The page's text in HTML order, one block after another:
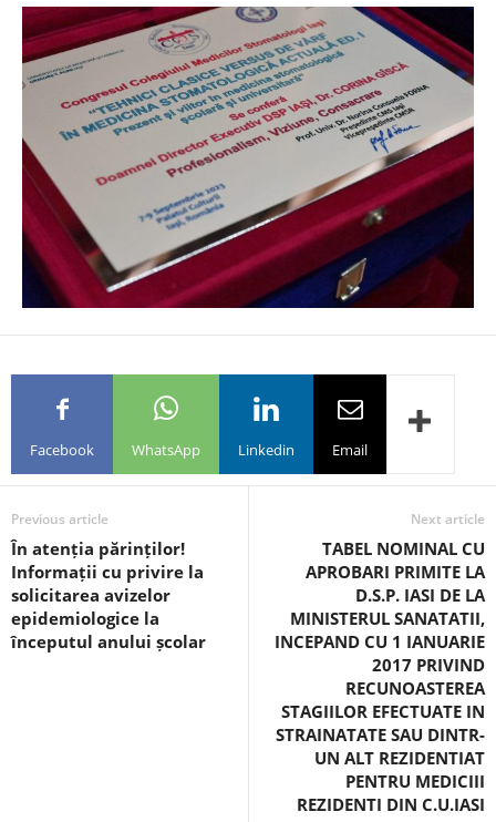
Facebook WhatsApp Linkedin Email
Previous article
În atenția părinților!
Informații cu privire la
solicitarea avizelor
epidemiologice la
începutul anului școlar
Next article
TABEL NOMINAL CU
APROBARI PRIMITE LA
D.S.P. IASI DE LA
MINISTERUL SANATATII,
INCEPAND CU 1 IANUARIE
2017 PRIVIND
RECUNOASTEREA
STAGIILOR EFECTUATE IN
STRAINATATE SAU DINTR-
UN ALT REZIDENTIAT
PENTRU MEDICIII
REZIDENTI DIN C.U.IASI